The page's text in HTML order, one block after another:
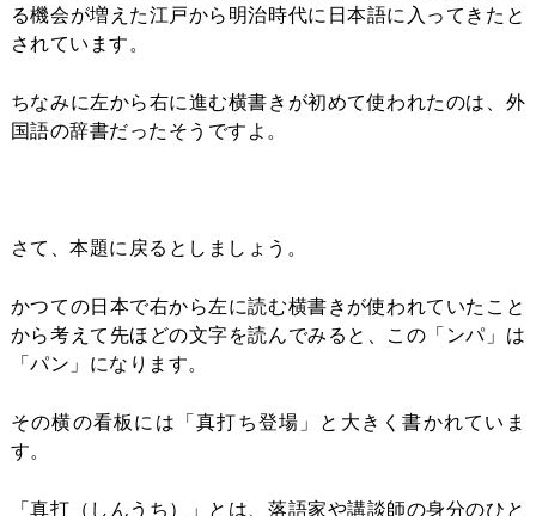
る機会が増えた江戸から明治時代に日本語に入ってきたと
されています。
ちなみに左から右に進む横書きが初めて使われたのは、外
国語の辞書だったそうですよ。
さて、本題に戻るとしましょう。
かつての日本で右から左に読む横書きが使われていたこと
から考えて先ほどの文字を読んでみると、この「ンパ」は
「パン」になります。
その横の看板には「真打ち登場」と大きく書かれていま
す。
「真打（しんうち）」とは、落語家や講談師の身分のひと